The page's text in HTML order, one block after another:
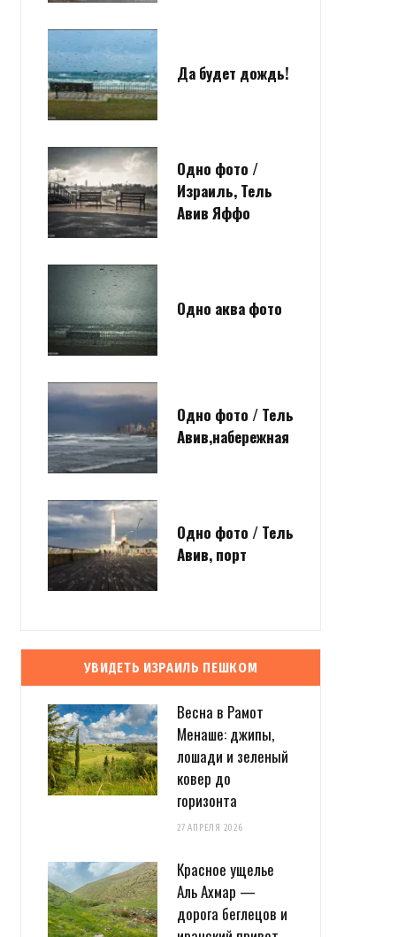
Да будет дождь!
Одно фото /
Израиль, Тель
Авив Яффо
Одно аква фото
Одно фото / Тель
Авив,набережная
Одно фото / Тель
Авив, порт
УВИДЕТЬ ИЗРАИЛЬ ПЕШКОМ
Весна в Рамот
Менаше: джипы,
лошади и зеленый
ковер до
горизонта
27 АПРЕЛЯ 2026
Красное ущелье
Аль Ахмар —
дорога беглецов и